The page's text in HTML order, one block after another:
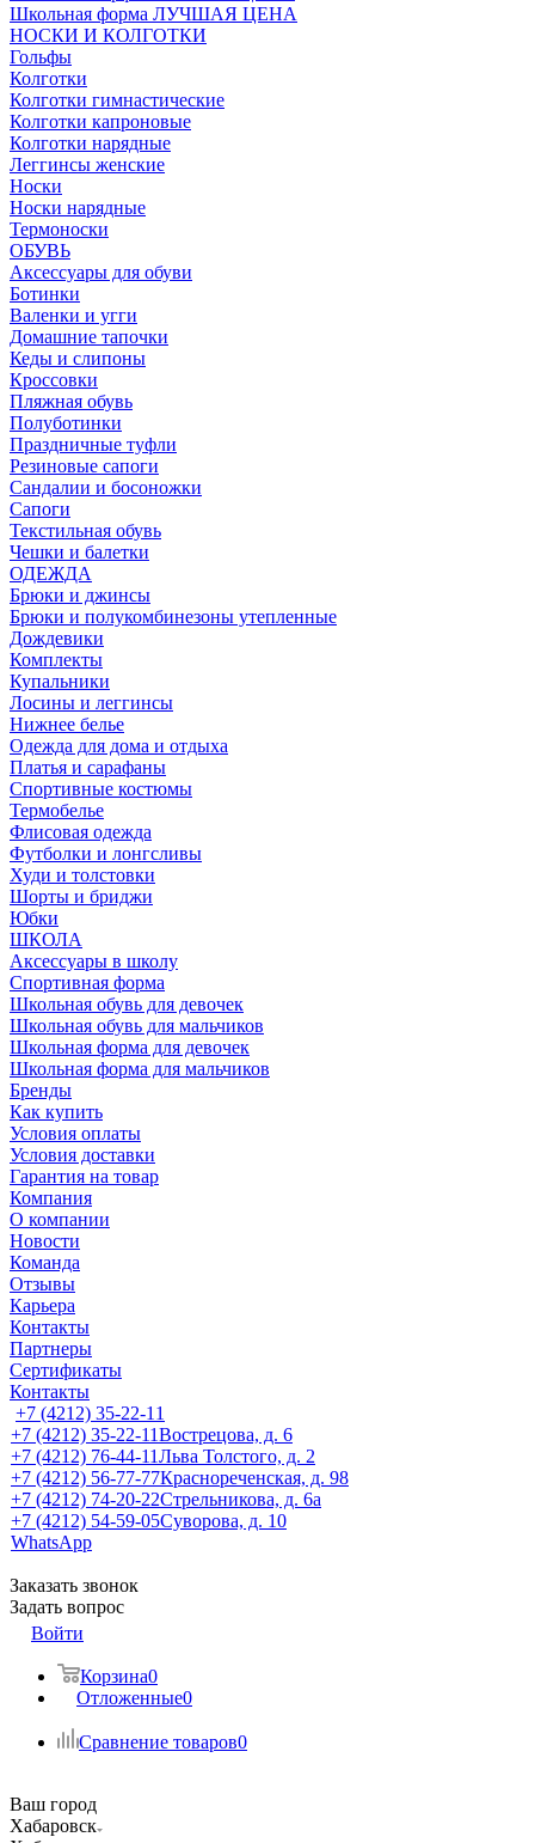
Школьная форма ЛУЧШАЯ ЦЕНА
НОСКИ И КОЛГОТКИ
Гольфы
Колготки
Колготки гимнастические
Колготки капроновые
Колготки нарядные
Леггинсы женские
Носки
Носки нарядные
Термоноски
ОБУВЬ
Аксессуары для обуви
Ботинки
Валенки и угги
Домашние тапочки
Кеды и слипоны
Кроссовки
Пляжная обувь
Полуботинки
Праздничные туфли
Резиновые сапоги
Сандалии и босоножки
Сапоги
Текстильная обувь
Чешки и балетки
ОДЕЖДА
Брюки и джинсы
Брюки и полукомбинезоны утепленные
Дождевики
Комплекты
Купальники
Лосины и леггинсы
Нижнее белье
Одежда для дома и отдыха
Платья и сарафаны
Спортивные костюмы
Термобелье
Флисовая одежда
Футболки и лонгсливы
Худи и толстовки
Шорты и бриджи
Юбки
ШКОЛА
Аксессуары в школу
Спортивная форма
Школьная обувь для девочек
Школьная обувь для мальчиков
Школьная форма для девочек
Школьная форма для мальчиков
Бренды
Как купить
Условия оплаты
Условия доставки
Гарантия на товар
Компания
О компании
Новости
Команда
Отзывы
Карьера
Контакты
Партнеры
Сертификаты
Контакты
+7 (4212) 35-22-11
+7 (4212) 35-22-11Вострецова, д. 6
+7 (4212) 76-44-11Льва Толстого, д. 2
+7 (4212) 56-77-77Краснореченская, д. 98
+7 (4212) 74-20-22Стрельникова, д. 6а
+7 (4212) 54-59-05Суворова, д. 10
WhatsApp
Заказать звонок
Задать вопрос
Войти
Корзина0
Отложенные0
Сравнение товаров0
Ваш город
Хабаровск